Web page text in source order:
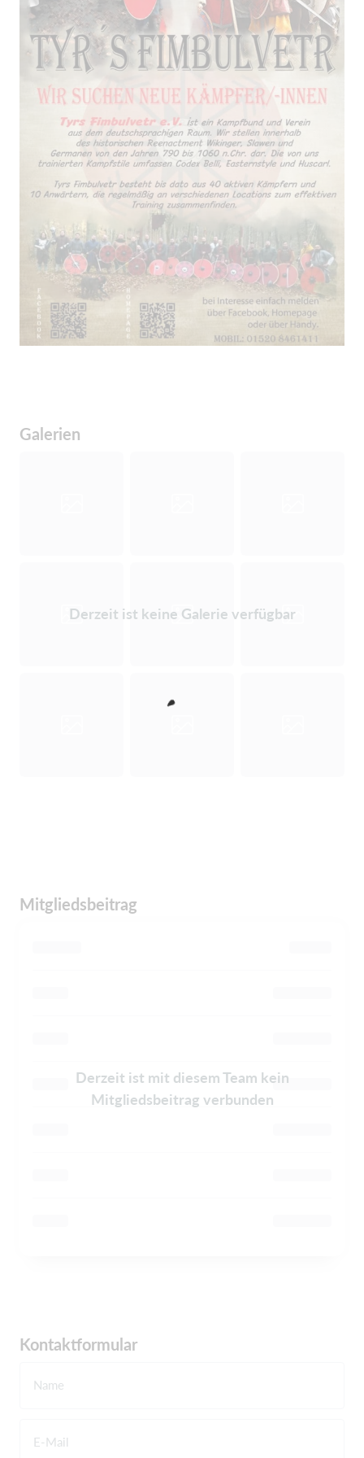
Galerien
Derzeit ist keine Galerie verfügbar
Mitgliedsbeitrag
Derzeit ist mit diesem Team kein
Mitgliedsbeitrag verbunden
Kontaktformular
Name
E-Mail